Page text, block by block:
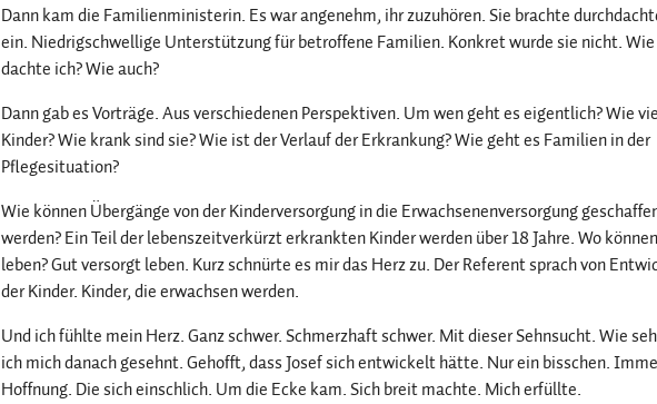
Dann kam die Familienministerin. Es war angenehm, ihr zuzuhören. Sie brachte
ein. Niedrigschwellige Unterstützung für betroffene Familien. Konkret wurde sie nicht. Wie
dachte ich? Wie auch?
Dann gab es Vorträge. Aus verschiedenen Perspektiven. Um wen geht es eigentlich? Wie
Kinder? Wie krank sind sie? Wie ist der Verlauf der Erkrankung? Wie geht es Familien in der
Pflegesituation?
Wie können Übergänge von der Kinderversorgung in die Erwachsenenversorgung
werden? Ein Teil der lebenszeitverkürzt erkrankten Kinder werden über 18 Jahre. Wo
leben? Gut versorgt leben. Kurz schnürte es mir das Herz zu. Der Referent sprach von
der Kinder. Kinder, die erwachsen werden.
Und ich fühlte mein Herz. Ganz schwer. Schmerzhaft schwer. Mit dieser Sehnsucht. Wie
ich mich danach gesehnt. Gehofft, dass Josef sich entwickelt hätte. Nur ein bisschen.
Hoffnung. Die sich einschlich. Um die Ecke kam. Sich breit machte. Mich erfüllte.